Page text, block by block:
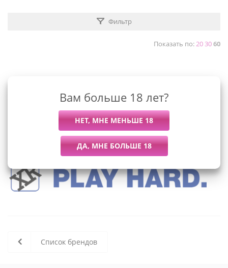
Фильтр
Показать по:203060
В данный момент нет активных
товаров
Список брендов
Вам больше 18 лет?